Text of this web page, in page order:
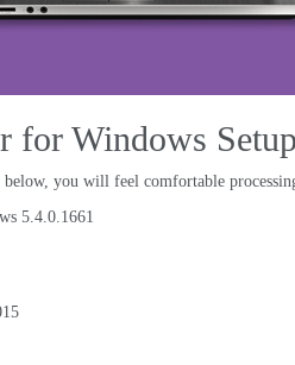
for Windows Setup
below, you will feel comfortable
5.4.0.1661